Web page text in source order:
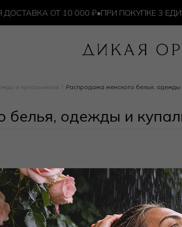
ОТ 10 000 ₽•ПРИ ПОКУПКЕ 3
и купальников Распродажа женского белья, одежды
одежды и